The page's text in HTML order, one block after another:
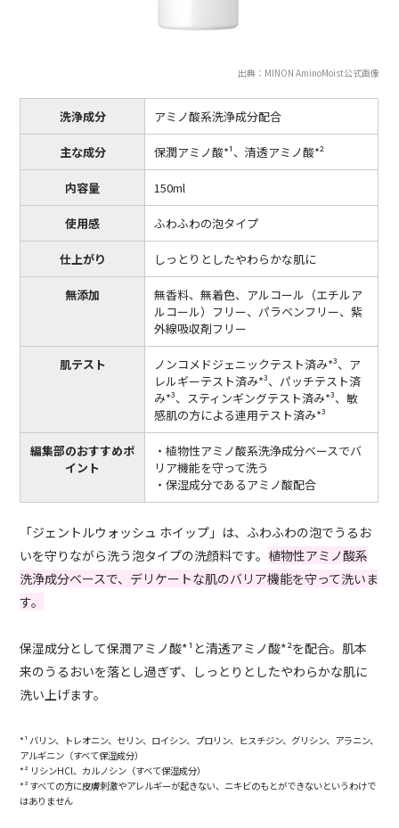
出典：MINON AminoMoist公式画像
洗浄成分 アミノ酸系洗浄成分配合
主な成分 保潤アミノ酸*¹、清透アミノ酸*²
内容量 150ml
使用感 ふわふわの泡タイプ
仕上がり しっとりとしたやわらかな肌に
無添加
無香料、無着色、アルコール（エチルア
ルコール）フリー、パラベンフリー、紫
外線吸収剤フリー
肌テスト
ノンコメドジェニックテスト済み*³、ア
レルギーテスト済み*³、パッチテスト済
み*³、スティンギングテスト済み*³、敏
感肌の方による連用テスト済み*³
編集部のおすすめポ
イント
・植物性アミノ酸系洗浄成分ベースでバ
リア機能を守って洗う
・保湿成分であるアミノ酸配合
「ジェントルウォッシュ ホイップ」は、ふわふわの泡でうるお
いを守りながら洗う泡タイプの洗顔料です。 植物性アミノ酸系
洗浄成分ベースで、デリケートな肌のバリア機能を守って洗いま
す。
保湿成分として保潤アミノ酸*¹と清透アミノ酸*²を配合。肌本
来のうるおいを落とし過ぎず、しっとりとしたやわらかな肌に
洗い上げます。
*¹ バリン、トレオニン、セリン、ロイシン、プロリン、ヒスチジン、グリシン、アラニン、
アルギニン（すべて保湿成分）
*² リシンHCl、カルノシン（すべて保湿成分）
*³ すべての方に皮膚刺激やアレルギーが起きない、ニキビのもとができないというわけで
はありません